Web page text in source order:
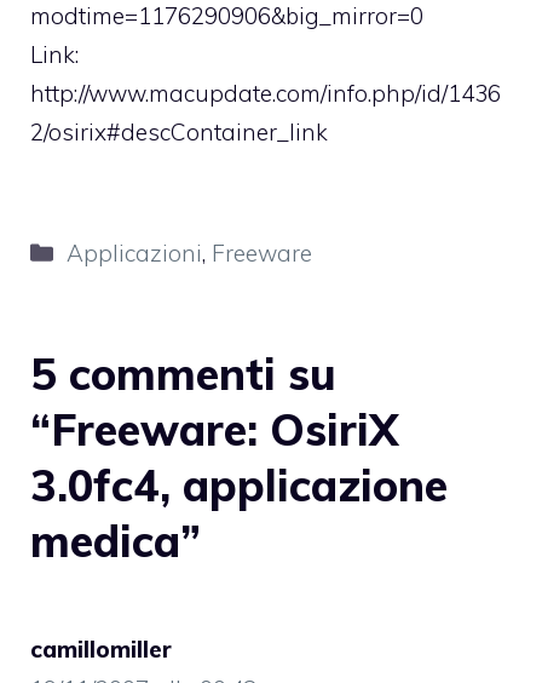
modtime=1176290906&big_mirror=0
Link:
http://www.macupdate.com/info.php/id/1436
2/osirix#descContainer_link
Categorie
Applicazioni, Freeware
5 commenti su
“Freeware: OsiriX
3.0fc4, applicazione
medica”
camillomiller